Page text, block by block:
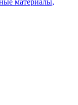
материалы,